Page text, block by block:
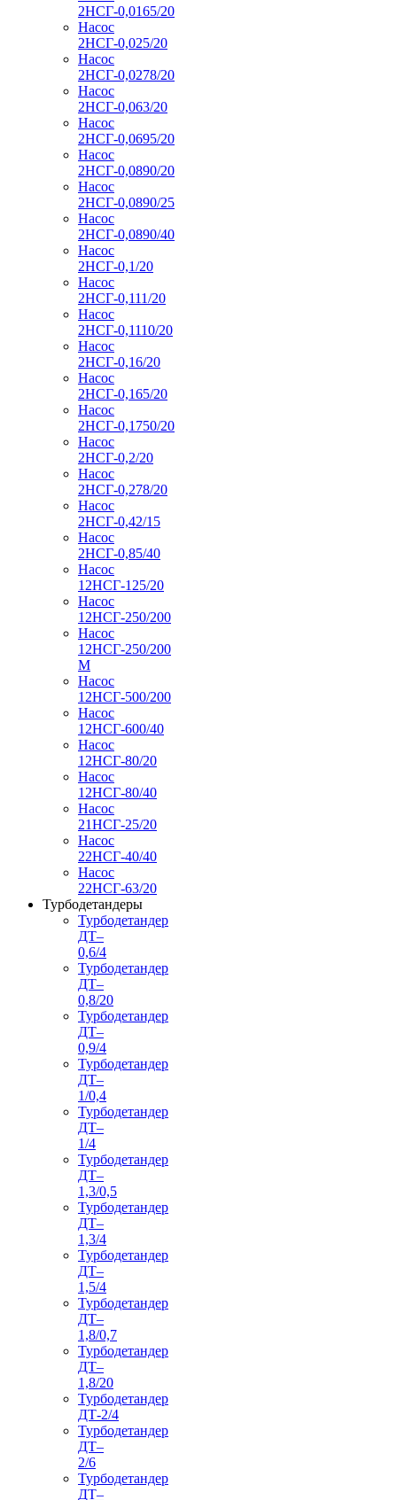
2НСГ-0,0165/20
Насос
2НСГ-0,025/20
Насос
2НСГ-0,0278/20
Насос
2НСГ-0,063/20
Насос
2НСГ-0,0695/20
Насос
2НСГ-0,0890/20
Насос
2НСГ-0,0890/25
Насос
2НСГ-0,0890/40
Насос
2НСГ-0,1/20
Насос
2НСГ-0,111/20
Насос
2НСГ-0,1110/20
Насос
2НСГ-0,16/20
Насос
2НСГ-0,165/20
Насос
2НСГ-0,1750/20
Насос
2НСГ-0,2/20
Насос
2НСГ-0,278/20
Насос
2НСГ-0,42/15
Насос
2НСГ-0,85/40
Насос
12НСГ-125/20
Насос
12НСГ-250/200
Насос
12НСГ-250/200
М
Насос
12НСГ-500/200
Насос
12НСГ-600/40
Насос
12НСГ-80/20
Насос
12НСГ-80/40
Насос
21НСГ-25/20
Насос
22НСГ-40/40
Насос
22НСГ-63/20
Турбодетандеры
Турбодетандер
ДТ–
0,6/4
Турбодетандер
ДТ–
0,8/20
Турбодетандер
ДТ–
0,9/4
Турбодетандер
ДТ–
1/0,4
Турбодетандер
ДТ–
1/4
Турбодетандер
ДТ–
1,3/0,5
Турбодетандер
ДТ–
1,3/4
Турбодетандер
ДТ–
1,5/4
Турбодетандер
ДТ–
1,8/0,7
Турбодетандер
ДТ–
1,8/20
Турбодетандер
ДТ-2/4
Турбодетандер
ДТ–
2/6
Турбодетандер
ДТ–